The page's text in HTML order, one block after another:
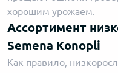
хорошим урожаем.
Ассортимент
Semena Konopli
Как правило,